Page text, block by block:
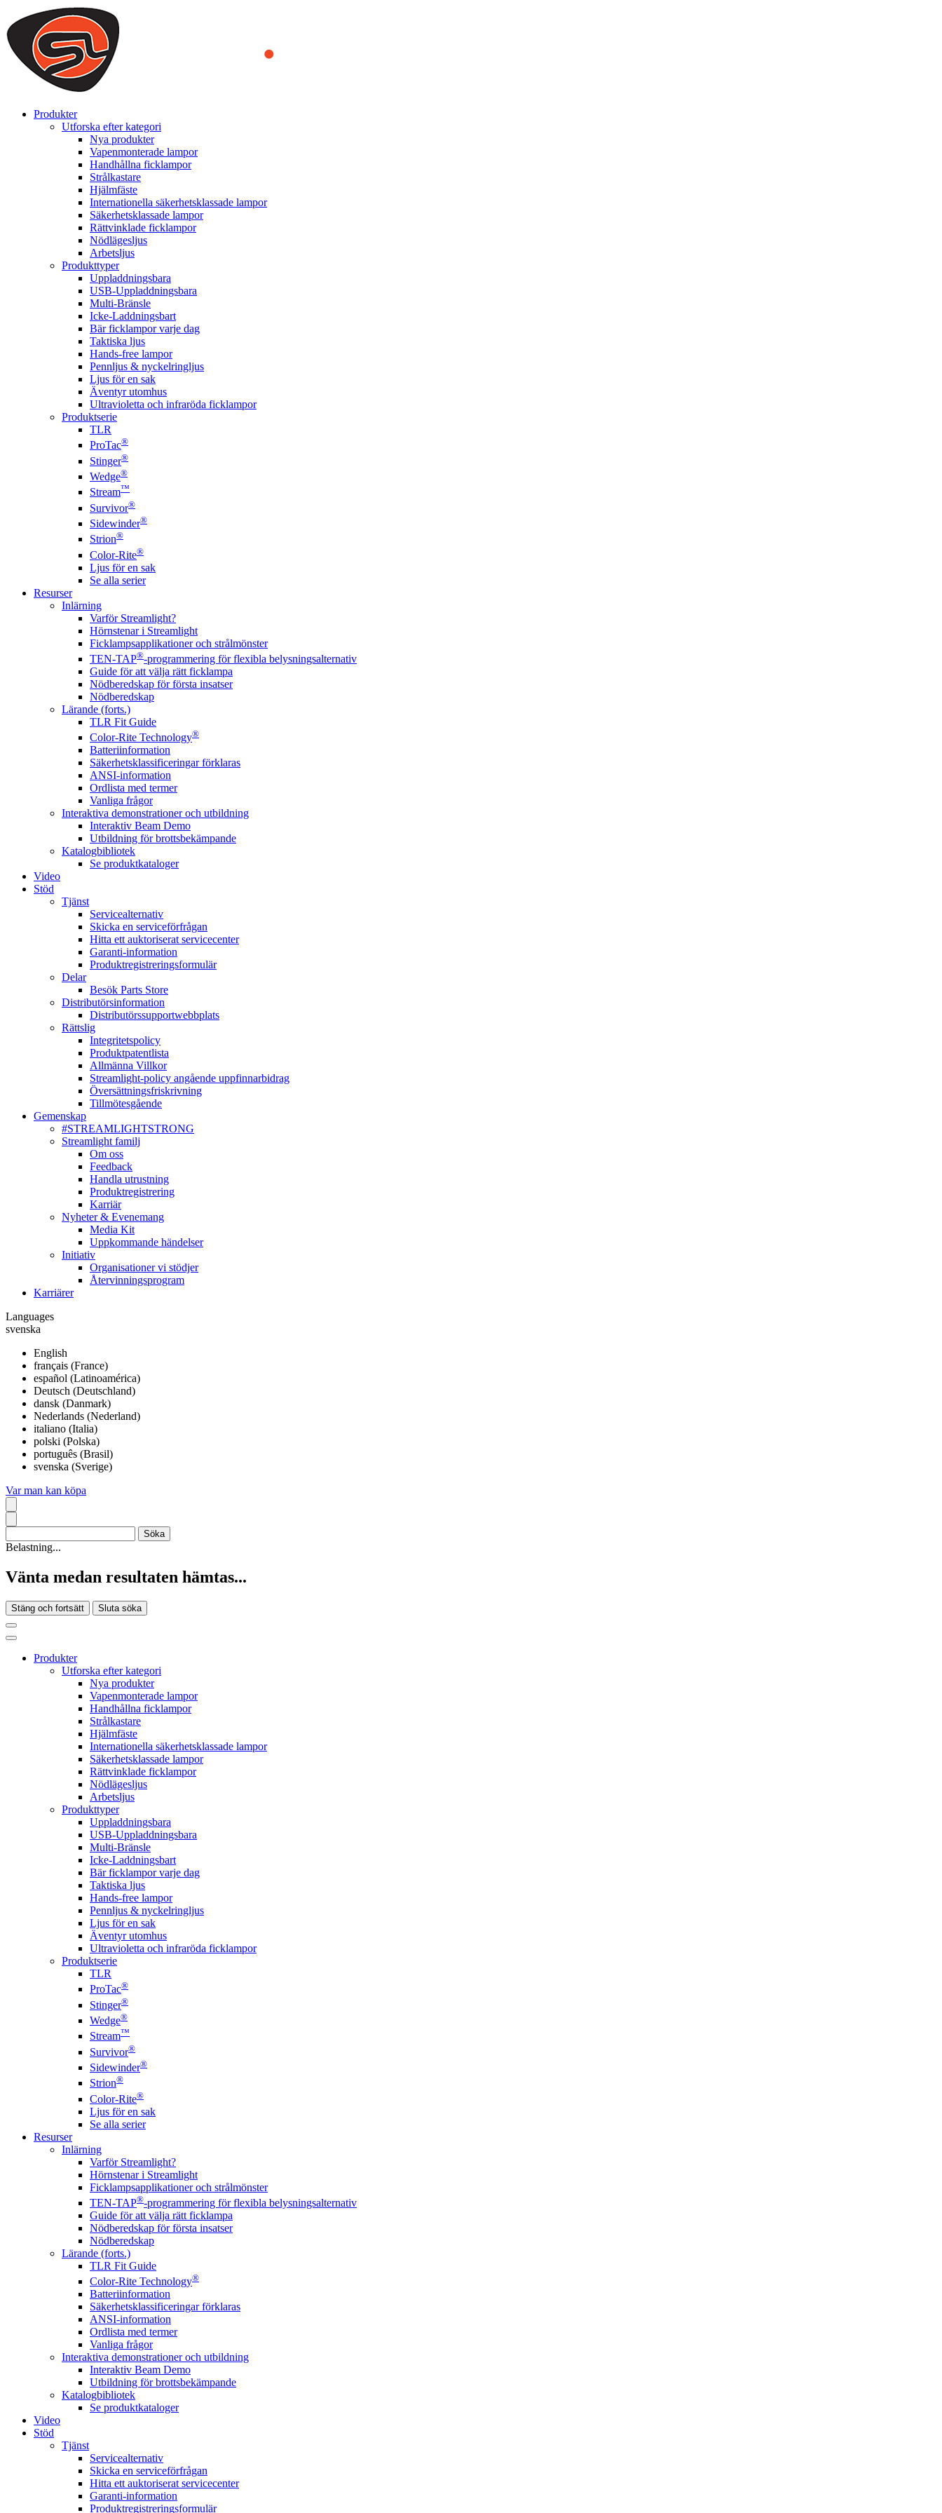
We use cookies to ensure that we provide you the best experience on our website. By continuing to browse this website, you accept that cookies are used to help us analyze how the website is used and to offer
you a better experience. To learn more or to find out how you can disable cookies, you can access our
ACCEPT AND CLOSE
Produkter
Utforska efter kategori
Nya produkter
Vapenmonterade lampor
Handhållna ficklampor
Strålkastare
Hjälmfäste
Internationella säkerhetsklassade lampor
Säkerhetsklassade lampor
Rättvinklade ficklampor
Nödlägesljus
Arbetsljus
Produkttyper
Uppladdningsbara
USB-Uppladdningsbara
Multi-Bränsle
Icke-Laddningsbart
Bär ficklampor varje dag
Taktiska ljus
Hands-free lampor
Pennljus & nyckelringljus
Ljus för en sak
Äventyr utomhus
Ultravioletta och infraröda ficklampor
Produktserie
TLR
ProTac®
Stinger®
Wedge®
Stream™
Survivor®
Sidewinder®
Strion®
Color-Rite®
Ljus för en sak
Se alla serier
Resurser
Inlärning
Varför Streamlight?
Hörnstenar i Streamlight
Ficklampsapplikationer och strålmönster
TEN-TAP®-programmering för flexibla belysningsalternativ
Guide för att välja rätt ficklampa
Nödberedskap för första insatser
Nödberedskap
Lärande (forts.)
TLR Fit Guide
Color-Rite Technology®
Batteriinformation
Säkerhetsklassificeringar förklaras
ANSI-information
Ordlista med termer
Vanliga frågor
Interaktiva demonstrationer och utbildning
Interaktiv Beam Demo
Utbildning för brottsbekämpande
Katalogbibliotek
Se produktkataloger
Video
Stöd
Tjänst
Servicealternativ
Skicka en serviceförfrågan
Hitta ett auktoriserat servicecenter
Garanti-information
Produktregistreringsformulär
Delar
Besök Parts Store
Distributörsinformation
Distributörssupportwebbplats
Rättslig
Integritetspolicy
Produktpatentlista
Allmänna Villkor
Streamlight-policy angående uppfinnarbidrag
Översättningsfriskrivning
Tillmötesgående
Gemenskap
#STREAMLIGHTSTRONG
Streamlight familj
Om oss
Feedback
Handla utrustning
Produktregistrering
Karriär
Nyheter & Evenemang
Media Kit
Uppkommande händelser
Initiativ
Organisationer vi stödjer
Återvinningsprogram
Karriärer
Languages
svenska
English
français (France)
español (Latinoamérica)
Deutsch (Deutschland)
dansk (Danmark)
Nederlands (Nederland)
italiano (Italia)
polski (Polska)
português (Brasil)
svenska (Sverige)
Var man kan köpa
Belastning...
Vänta medan resultaten hämtas...
Stäng och fortsätt Sluta söka
Produkter
Utforska efter kategori
Nya produkter
Vapenmonterade lampor
Handhållna ficklampor
Strålkastare
Hjälmfäste
Internationella säkerhetsklassade lampor
Säkerhetsklassade lampor
Rättvinklade ficklampor
Nödlägesljus
Arbetsljus
Produkttyper
Uppladdningsbara
USB-Uppladdningsbara
Multi-Bränsle
Icke-Laddningsbart
Bär ficklampor varje dag
Taktiska ljus
Hands-free lampor
Pennljus & nyckelringljus
Ljus för en sak
Äventyr utomhus
Ultravioletta och infraröda ficklampor
Produktserie
TLR
ProTac®
Stinger®
Wedge®
Stream™
Survivor®
Sidewinder®
Strion®
Color-Rite®
Ljus för en sak
Se alla serier
Resurser
Inlärning
Varför Streamlight?
Hörnstenar i Streamlight
Ficklampsapplikationer och strålmönster
TEN-TAP®-programmering för flexibla belysningsalternativ
Guide för att välja rätt ficklampa
Nödberedskap för första insatser
Nödberedskap
Lärande (forts.)
TLR Fit Guide
Color-Rite Technology®
Batteriinformation
Säkerhetsklassificeringar förklaras
ANSI-information
Ordlista med termer
Vanliga frågor
Interaktiva demonstrationer och utbildning
Interaktiv Beam Demo
Utbildning för brottsbekämpande
Katalogbibliotek
Se produktkataloger
Video
Stöd
Tjänst
Servicealternativ
Skicka en serviceförfrågan
Hitta ett auktoriserat servicecenter
Garanti-information
Produktregistreringsformulär